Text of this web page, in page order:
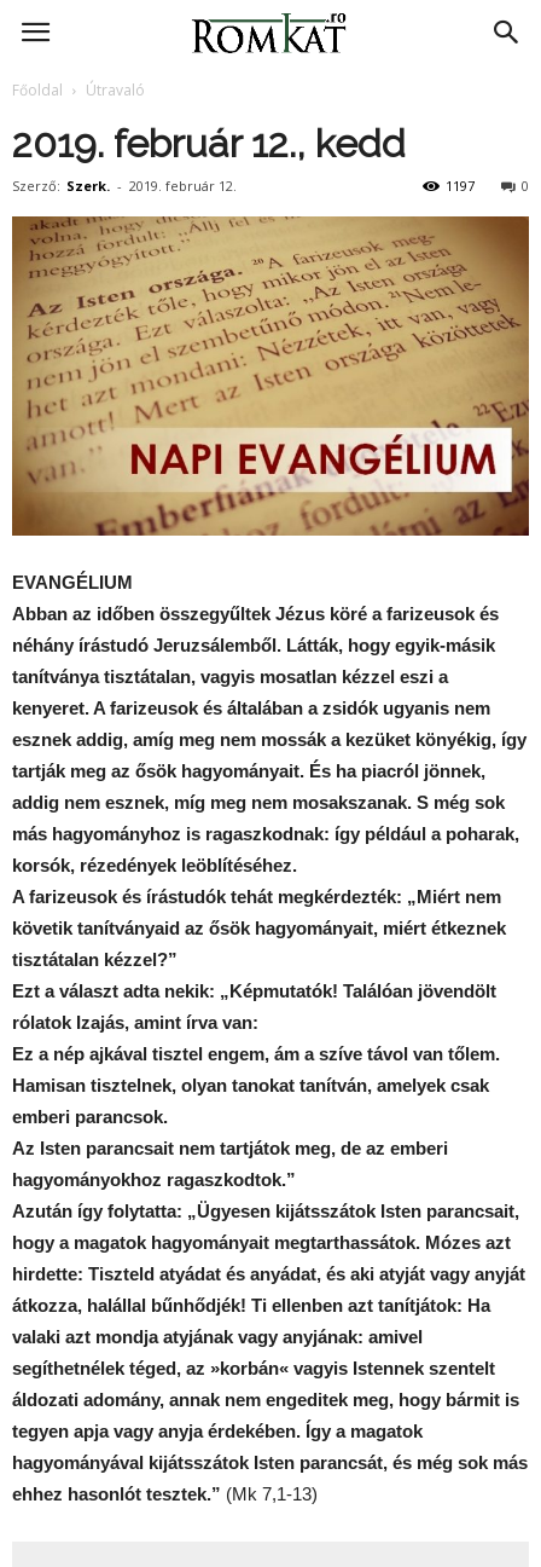
RomKat.ro
Főoldal Útravaló
2019. február 12., kedd
Szerző: Szerk. - 2019. február 12. 0
1197
EVANGÉLIUM
Abban az időben összegyűltek Jézus köré a farizeusok és
néhány írástudó Jeruzsálemből. Látták, hogy egyik-másik
tanítványa tisztátalan, vagyis mosatlan kézzel eszi a
kenyeret. A farizeusok és általában a zsidók ugyanis nem
esznek addig, amíg meg nem mossák a kezüket könyékig, így
tartják meg az ősök hagyományait. És ha piacról jönnek,
addig nem esznek, míg meg nem mosakszanak. S még sok
más hagyományhoz is ragaszkodnak: így például a poharak,
korsók, rézedények leöblítéséhez.
A farizeusok és írástudók tehát megkérdezték: „Miért nem
követik tanítványaid az ősök hagyományait, miért étkeznek
tisztátalan kézzel?”
Ezt a választ adta nekik: „Képmutatók! Találóan jövendölt
rólatok Izajás, amint írva van:
Ez a nép ajkával tisztel engem, ám a szíve távol van tőlem.
Hamisan tisztelnek, olyan tanokat tanítván, amelyek csak
emberi parancsok.
Az Isten parancsait nem tartjátok meg, de az emberi
hagyományokhoz ragaszkodtok.”
Azután így folytatta: „Ügyesen kijátsszátok Isten parancsait,
hogy a magatok hagyományait megtarthassátok. Mózes azt
hirdette: Tiszteld atyádat és anyádat, és aki atyját vagy anyját
átkozza, halállal bűnhődjék! Ti ellenben azt tanítjátok: Ha
valaki azt mondja atyjának vagy anyjának: amivel
segíthetnélek téged, az »korbán« vagyis Istennek szentelt
áldozati adomány, annak nem engeditek meg, hogy bármit is
tegyen apja vagy anyja érdekében. Így a magatok
hagyományával kijátsszátok Isten parancsát, és még sok más
ehhez hasonlót tesztek.” (Mk 7,1-13)